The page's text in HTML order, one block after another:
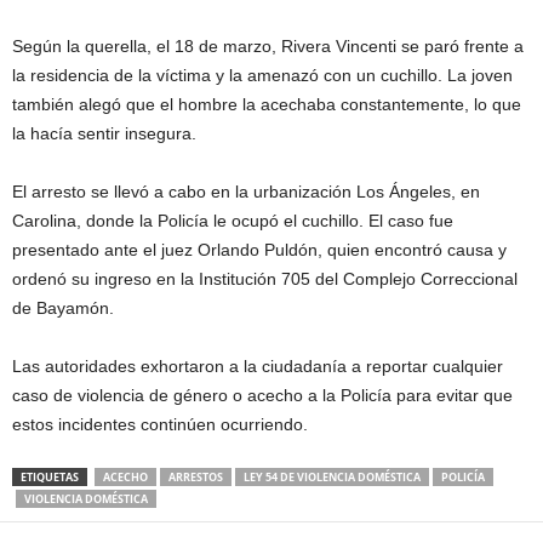
Según la querella, el 18 de marzo, Rivera Vincenti se paró frente a
la residencia de la víctima y la amenazó con un cuchillo. La joven
también alegó que el hombre la acechaba constantemente, lo que
la hacía sentir insegura.
El arresto se llevó a cabo en la urbanización Los Ángeles, en
Carolina, donde la Policía le ocupó el cuchillo. El caso fue
presentado ante el juez Orlando Puldón, quien encontró causa y
ordenó su ingreso en la Institución 705 del Complejo Correccional
de Bayamón.
Las autoridades exhortaron a la ciudadanía a reportar cualquier
caso de violencia de género o acecho a la Policía para evitar que
estos incidentes continúen ocurriendo.
ETIQUETAS ACECHO ARRESTOS LEY 54 DE VIOLENCIA DOMÉSTICA
POLICÍA
VIOLENCIA DOMÉSTICA